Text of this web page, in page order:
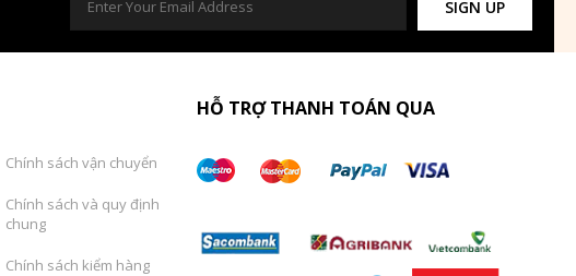
SIGN UP
Chính sách vận chuyển
Chính sách và quy định
chung
Chính sách kiểm hàng
HỖ TRỢ THANH TOÁN QUA